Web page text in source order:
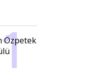
Özpetek